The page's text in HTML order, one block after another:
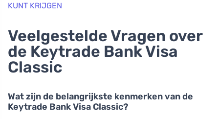
KUNT KRIJGEN
Veelgestelde Vragen over
de Keytrade Bank Visa
Classic
Wat zijn de belangrijkste kenmerken van de
Keytrade Bank Visa Classic?